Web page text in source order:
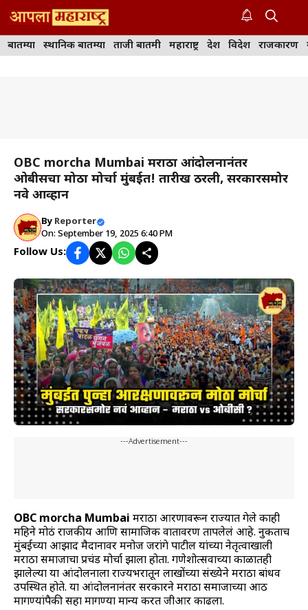
content
बातम्या स्थानिक बातम्या ताजी बातमी महाराष्ट्र देश विदेश राजकारण
OBC morcha Mumbai मराठा आंदोलनानंतर
ओबीसींचा मोठा मोर्चा मुंबईत! तारीख ठरली, सरकारसमोर
नवे आव्हान
By Reporter
On: September 19, 2025 6:40 PM
Follow Us:
---Advertisement---
OBC morcha Mumbai मराठा आरक्षणावरून राज्यात गेले काही
महिने मोठं राजकीय आणि सामाजिक वातावरण तापलेलं आहे. नुकताच
मुंबईच्या आझाद मैदानावर मनोज जरांगे पाटील यांच्या नेतृत्वाखाली
मराठा समाजाचा प्रचंड मोर्चा झाला होता. गणेशोत्सवाच्या काळातही
झालेल्या या आंदोलनाला राज्यभरातून लाखोंच्या संख्येने मराठा बांधव
उपस्थित होते. या आंदोलनानंतर सरकारने मराठा समाजाच्या आठ
मागण्यांपैकी सहा मागण्या मान्य करत जीआर काढला.